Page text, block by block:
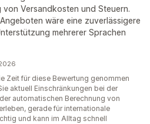
Versandkosten und Steuern.
wäre eine zuverlässigere
mehrerer Sprachen
Zeit für diese Bewertung genommen
aktuell Einschränkungen bei der
automatischen Berechnung von
gerade für internationale
und kann im Alltag schnell